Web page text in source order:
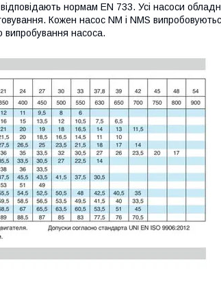
нормам EN 733. Усі насоси
Кожен насос NM і NMS
випробування насоса.